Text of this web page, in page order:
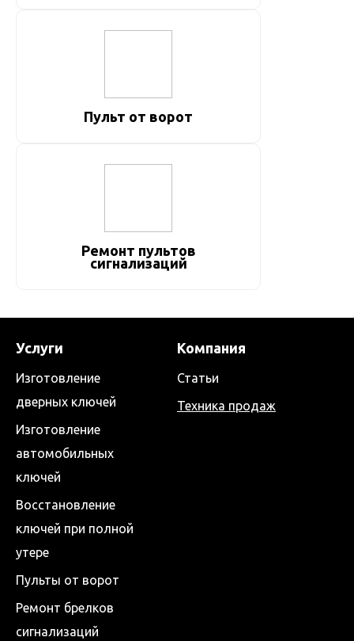
Пульт от ворот
Ремонт пультов
сигнализаций
Услуги
Изготовление
дверных ключей
Изготовление
автомобильных
ключей
Восстановление
ключей при полной
утере
Пульты от ворот
Ремонт брелков
сигнализаций
Компания
Статьи
Техника продаж